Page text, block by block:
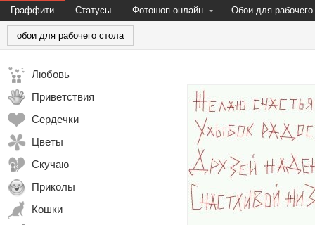
Граффити Статусы Фотошоп онлайн Обои для рабочего
обои для рабочего стола
Любовь
Приветствия
Сердечки
Цветы
Скучаю
Приколы
Кошки